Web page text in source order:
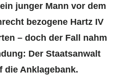
junger Mann vor dem
bezogene Hartz IV
– doch der Fall nahm
Der Staatsanwalt
die Anklagebank.